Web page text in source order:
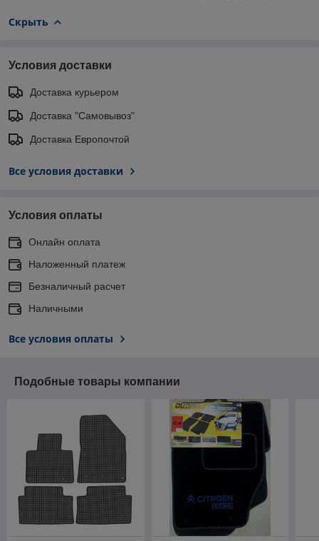
Скрыть
Условия доставки
Доставка курьером
Доставка "Самовывоз"
Доставка Европочтой
Все условия доставки
Условия оплаты
Онлайн оплата
Наложенный платеж
Безналичный расчет
Наличными
Все условия оплаты
Подобные товары компании